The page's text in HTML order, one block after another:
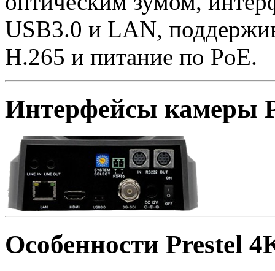
USB3.0 и LAN,
Н.265 и питание по PoE.
Интерфейсы камеры
Особенности Prestel